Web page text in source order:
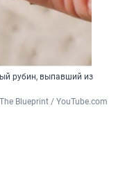
рубин, выпавший из
Blueprint / YouTube.com